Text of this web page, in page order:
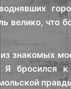
велико, что
знакомых
бросился к